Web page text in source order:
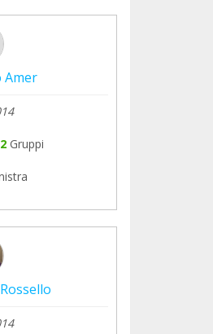
Amer
2 Gruppi